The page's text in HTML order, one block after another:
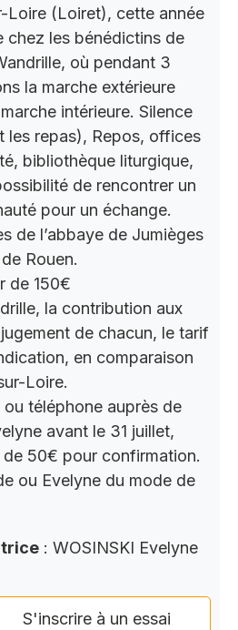
Loire (Loiret), cette année
chez les bénédictins de
où pendant 3
la marche extérieure
intérieure. Silence
les repas), Repos, offices
bibliothèque liturgique,
de rencontrer un
pour un échange.
de l’abbaye de Jumièges
Rouen.
de 150€
la contribution aux
de chacun, le tarif
en comparaison
Loire.
téléphone auprès de
avant le 31 juillet,
de 50€ pour confirmation.
ou Evelyne du mode de
: WOSINSKI Evelyne
S'inscrire à un essai